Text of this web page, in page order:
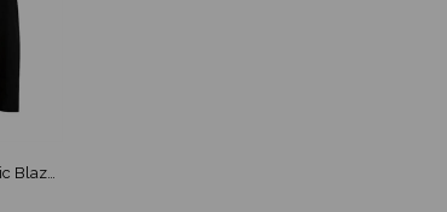
Matinique George F Basic Blazer Sort